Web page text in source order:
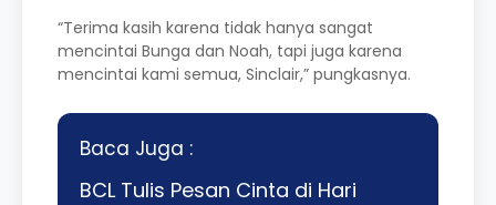
“Terima kasih karena tidak hanya sangat
mencintai Bunga dan Noah, tapi juga karena
mencintai kami semua, Sinclair,” pungkasnya.
Baca Juga :
BCL Tulis Pesan Cinta di Hari